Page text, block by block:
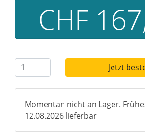
CHF
Jetzt
Momentan nicht an Lager.
12.08.2026 lieferbar